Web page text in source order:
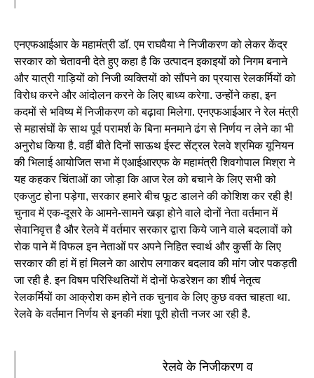
एनएफआईआर के महामंत्री डॉ. एम राघवैया ने निजीकरण को लेकर केंद्र
सरकार को चेतावनी देते हुए कहा है कि उत्पादन इकाइयों को निगम बनाने
और यात्री गाड़ियों को निजी व्यक्तियों को सौंपने का प्रयास रेलकर्मियों को
विरोध करने और आंदोलन करने के लिए बाध्य करेगा. उन्होंने कहा, इन
कदमों से भविष्य में निजीकरण को बढ़ावा मिलेगा. एनएफआईआर ने रेल मंत्री
से महासंघों के साथ पूर्व परामर्श के बिना मनमाने ढंग से निर्णय न लेने का भी
अनुरोध किया है. वहीं बीते दिनों साऊथ ईस्ट सेंट्रल रेलवे श्रमिक यूनियन
की भिलाई आयोजित सभा में एआईआरएफ के महामंत्री शिवगोपाल मिश्रा ने
यह कहकर चिंताओं का जोड़ा कि आज रेल को बचाने के लिए सभी को
एकजुट होना पड़ेगा, सरकार हमारे बीच फूट डालने की कोशिश कर रही है!
चुनाव में एक-दूसरे के आमने-सामने खड़ा होने वाले दोनों नेता वर्तमान में
सेवानिवृत्त है और रेलवे में वर्तमार सरकार द्वारा किये जाने वाले बदलावों को
रोक पाने में विफल इन नेताओं पर अपने निहित स्वार्थ और कुर्सी के लिए
सरकार की हां में हां मिलने का आरोप लगाकर बदलाव की मांग जोर पकड़ती
जा रही है. इन विषम परिस्थितियों में दोनों फेडरेशन का शीर्ष नेतृत्व
रेलकर्मियों का आक्रोश कम होने तक चुनाव के लिए कुछ वक्त चाहता था.
रेलवे के वर्तमान निर्णय से इनकी मंशा पूरी होती नजर आ रही है.
रेलवे के निजीकरण व